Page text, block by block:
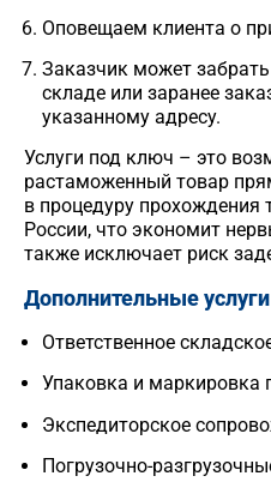
Оповещаем клиента о
Заказчик может
складе или заранее
указанному адресу.
Услуги под ключ – это
растаможенный товар
в процедуру
России, что экономит
также исключает риск
Дополнительные услуги
Ответственное
Упаковка и маркировка
Экспедиторское
Погрузочно-